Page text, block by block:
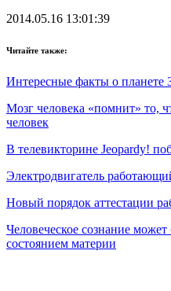
2014.05.16 13:01:39
Читайте также:
Интересные факты о планете
Мозг человека «помнит» то,
человек
В телевикторине Jeopardy!
Электродвигатель
Новый порядок аттестации
Человеческое сознание
состоянием материи